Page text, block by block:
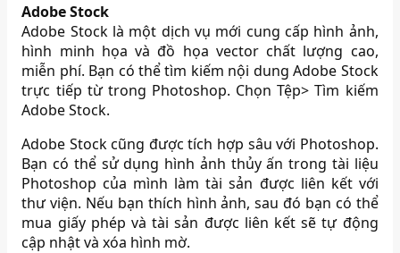
Adobe Stock
Adobe Stock là một dịch vụ mới cung cấp hình ảnh,
hình minh họa và đồ họa vector chất lượng cao,
miễn phí. Bạn có thể tìm kiếm nội dung Adobe Stock
trực tiếp từ trong Photoshop. Chọn Tệp> Tìm kiếm
Adobe Stock.
Adobe Stock cũng được tích hợp sâu với Photoshop.
Bạn có thể sử dụng hình ảnh thủy ấn trong tài liệu
Photoshop của mình làm tài sản được liên kết với
thư viện. Nếu bạn thích hình ảnh, sau đó bạn có thể
mua giấy phép và tài sản được liên kết sẽ tự động
cập nhật và xóa hình mờ.